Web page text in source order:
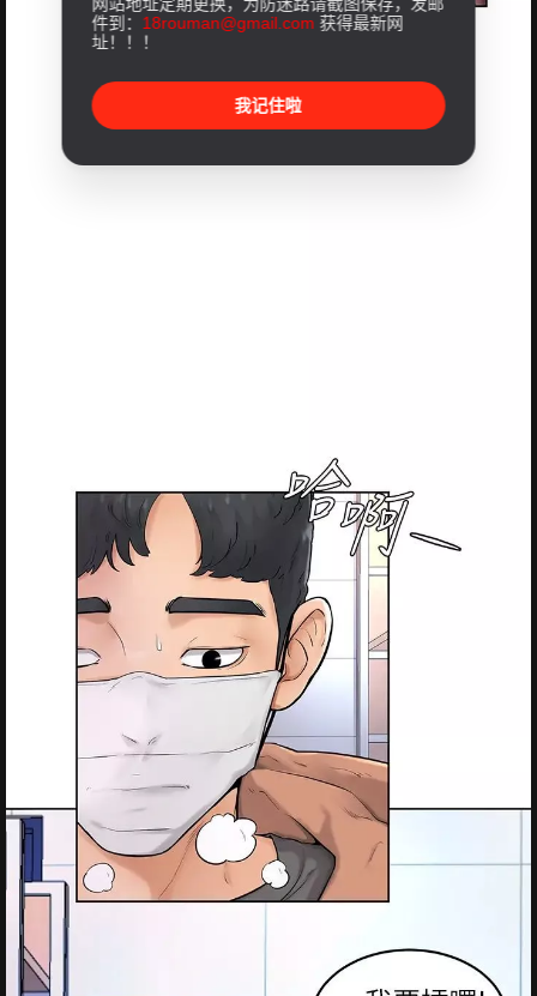
件到： 18rouman@gmail.com 获得最新网
址！！！
我记住啦